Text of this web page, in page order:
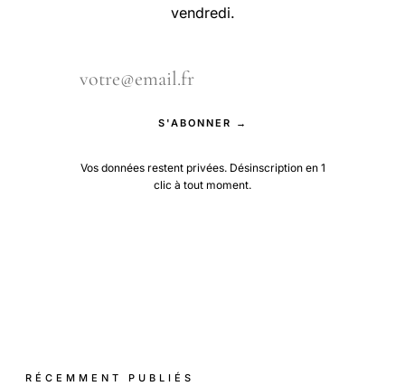
vendredi.
S'ABONNER →
Vos données restent privées. Désinscription en 1
clic à tout moment.
RÉCEMMENT PUBLIÉS